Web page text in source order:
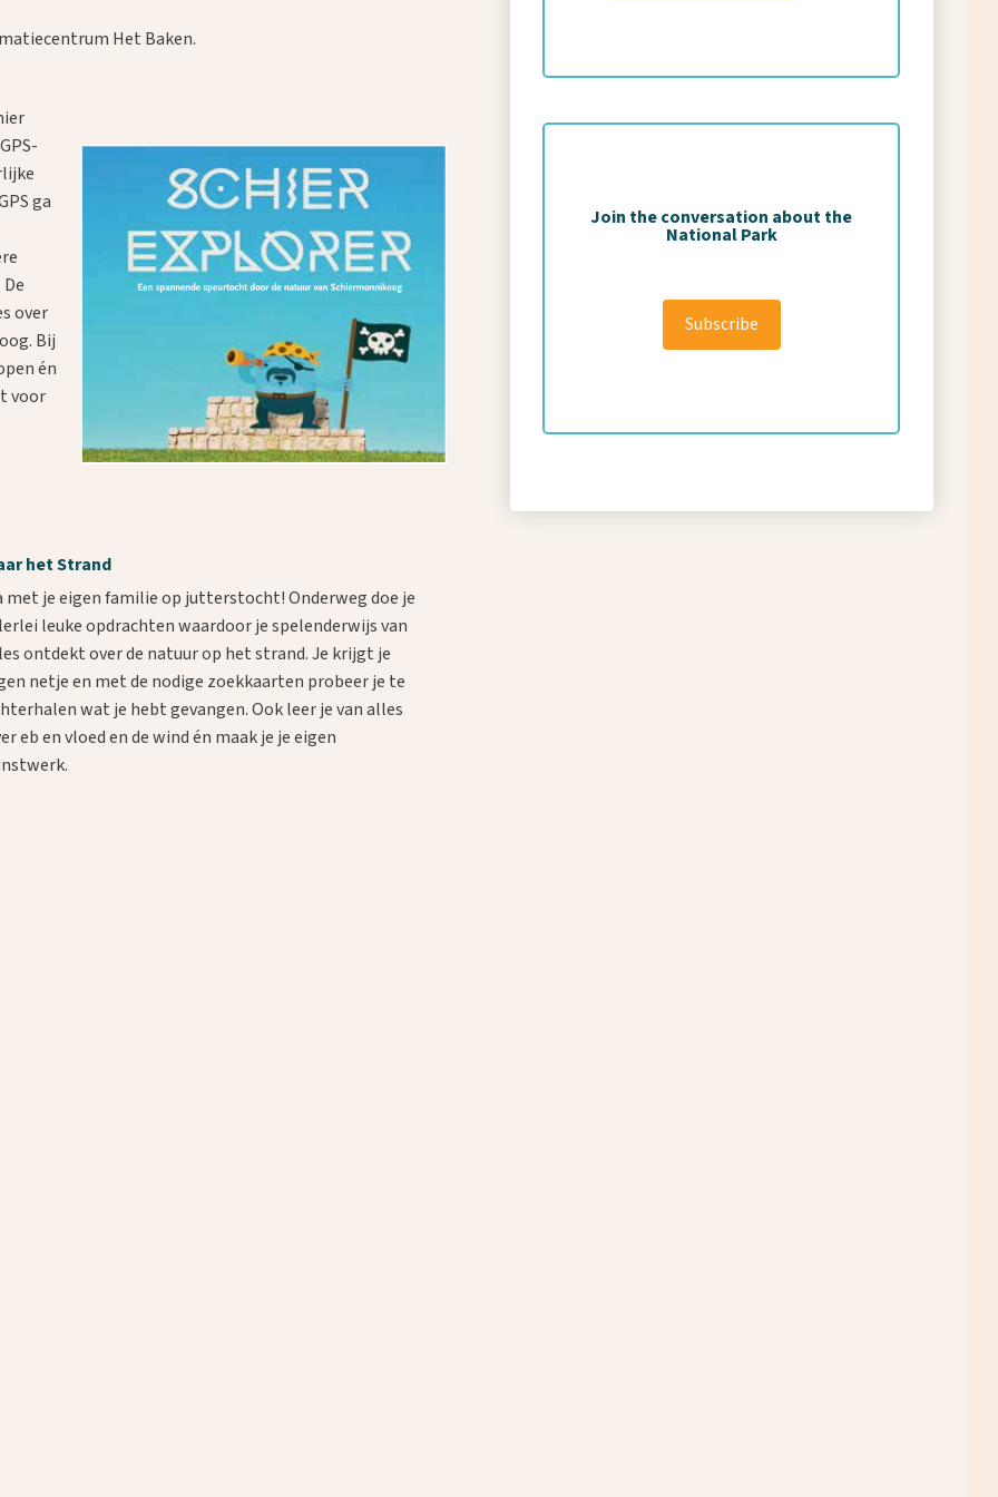
Het Baken.
ga
over
Bij
én
voor
het Strand
met je eigen familie op jutterstocht! Onderweg doe je
leuke opdrachten waardoor je spelenderwijs van
ontdekt over de natuur op het strand. Je krijgt je
netje en met de nodige zoekkaarten probeer je te
wat je hebt gevangen. Ook leer je van alles
eb en vloed en de wind én maak je je eigen
Join the conversation about the
National Park
Subscribe